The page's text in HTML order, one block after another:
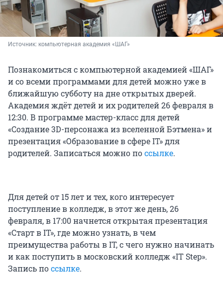
Источник: компьютерная академия «ШАГ»
Познакомиться с компьютерной академией «ШАГ»
и со всеми программами для детей можно уже в
ближайшую субботу на дне открытых дверей.
Академия ждёт детей и их родителей 26 февраля в
12:30. В программе мастер-класс для детей
«Создание 3D-персонажа из вселенной Бэтмена» и
презентация «Образование в сфере IT» для
родителей. Записаться можно поссылке.
Для детей от 15 лет и тех, кого интересует
поступление в колледж, в этот же день, 26
февраля, в 17:00 начнется открытая презентация
«Старт в IT», где можно узнать, в чем
преимущества работы в IT, с чего нужно начинать
и как поступить в московский колледж «IT Step».
Запись поссылке.